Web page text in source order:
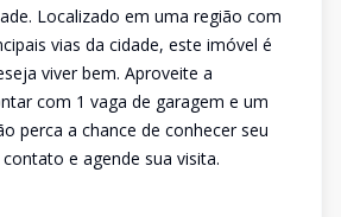
Localizado em uma região com
vias da cidade, este imóvel é
viver bem. Aproveite a
com 1 vaga de garagem e um
perca a chance de conhecer seu
e agende sua visita.